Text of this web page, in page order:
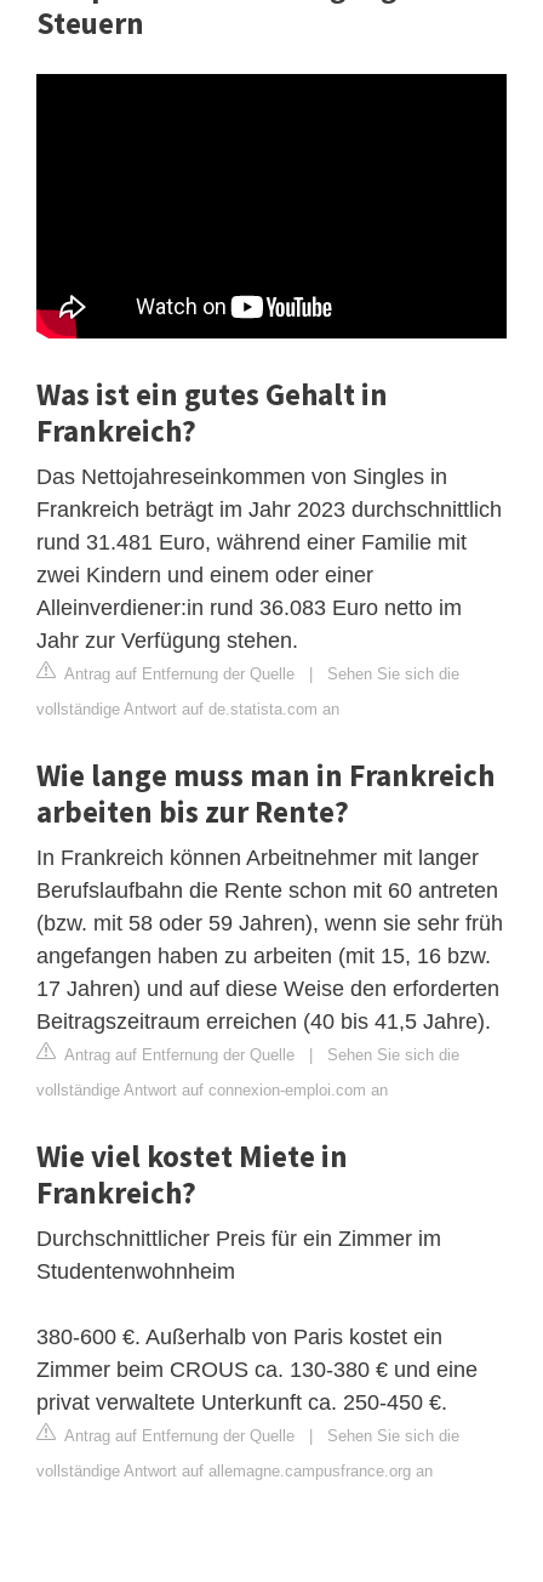
Steuern
Was ist ein gutes Gehalt in
Frankreich?
Das Nettojahreseinkommen von Singles in
Frankreich beträgt im Jahr 2023 durchschnittlich
rund 31.481 Euro, während einer Familie mit
zwei Kindern und einem oder einer
Alleinverdiener:in rund 36.083 Euro netto im
Jahr zur Verfügung stehen.
Antrag auf Entfernung der Quelle | Sehen Sie sich die
vollständige Antwort auf de.statista.com an
Wie lange muss man in Frankreich
arbeiten bis zur Rente?
In Frankreich können Arbeitnehmer mit langer
Berufslaufbahn die Rente schon mit 60 antreten
(bzw. mit 58 oder 59 Jahren), wenn sie sehr früh
angefangen haben zu arbeiten (mit 15, 16 bzw.
17 Jahren) und auf diese Weise den erforderten
Beitragszeitraum erreichen (40 bis 41,5 Jahre).
Antrag auf Entfernung der Quelle | Sehen Sie sich die
vollständige Antwort auf connexion-emploi.com an
Wie viel kostet Miete in
Frankreich?
Durchschnittlicher Preis für ein Zimmer im
Studentenwohnheim
380-600 €. Außerhalb von Paris kostet ein
Zimmer beim CROUS ca. 130-380 € und eine
privat verwaltete Unterkunft ca. 250-450 €.
Antrag auf Entfernung der Quelle | Sehen Sie sich die
vollständige Antwort auf allemagne.campusfrance.org an